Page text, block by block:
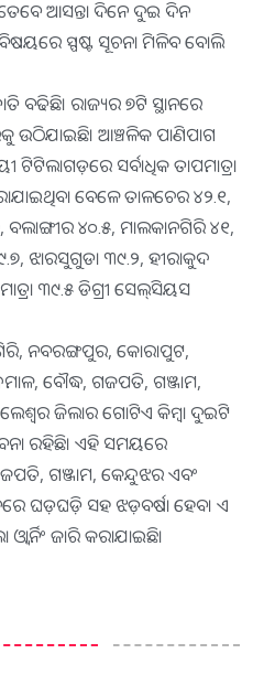
ଆସନ୍ତା ଦିନେ ଦୁଇ ଦିନ
ସ୍ପଷ୍ଟ ସୂଚନା ମିଳିବ ବୋଲି
ବଢିଛି। ରାଜ୍ୟର ୭ଟି ସ୍ଥାନରେ
ଉଠିଯାଇଛି। ଆଞ୍ଚଳିକ ପାଣିପାଗ
ଟିଟିଲାଗଡ଼ରେ ସର୍ବାଧିକ ତାପମାତ୍ରା
ବେଳେ ତାଳଚେର ୪୨.୧,
ବଲାଙ୍ଗୀର ୪୦.୫, ମାଲକାନଗିରି ୪୧,
ଝାରସୁଗୁଡା ୩୯.୨, ହୀରାକୁଦ
୩୯.୫ ଡିଗ୍ରୀ ସେଲ୍‌ସିୟସ
ନବରଙ୍ଗପୁର, କୋରାପୁଟ,
ବୌଦ୍ଧ, ଗଜପତି, ଗଞ୍ଜାମ,
ଜିଲାର ଗୋଟିଏ କିମ୍ବା ଦୁଇଟି
ରହିଛି। ଏହି ସମୟରେ
ଗଞ୍ଜାମ, କେନ୍ଦୁଝର ଏବଂ
ଘଡ଼ଘଡ଼ି ସହ ଝଡ଼ବର୍ଷା ହେବ। ଏ
ଜାରି କରାଯାଇଛି।